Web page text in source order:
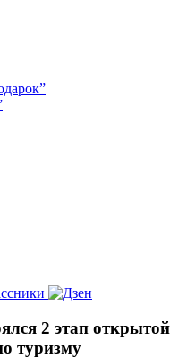
2 этап открытой
туризму